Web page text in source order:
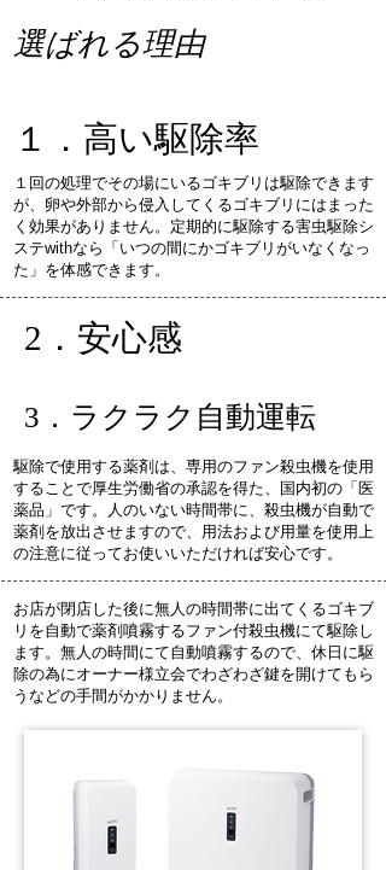
選ばれる理由
１．高い駆除率
​１回の処理でその場にいるゴキブリは駆除できます
が、卵や外部から侵入してくるゴキブリにはまった
く効果がありません。定期的に駆除する害虫駆除シ
ステwithなら「いつの間にかゴキブリがいなくなっ
た」を体感できます。
2．安心感
3．ラクラク自動運転
​駆除で使用する薬剤は、専用のファン殺虫機を使用
することで厚生労働省の承認を得た、国内初の「医
薬品」です。人のいない時間帯に、殺虫機が自動で
薬剤を放出させますので、用法および用量を使用上
の注意に従ってお使いいただければ安心です。
​お店が閉店した後に無人の時間帯に出てくるゴキブ
リを自動で薬剤噴霧するファン付殺虫機にて駆除し
ます。無人の時間にて自動噴霧するので、休日に駆
除の為にオーナー様立会でわざわざ鍵を開けてもら
うなどの手間がかかりません。